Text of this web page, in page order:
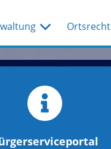
Ortsrecht